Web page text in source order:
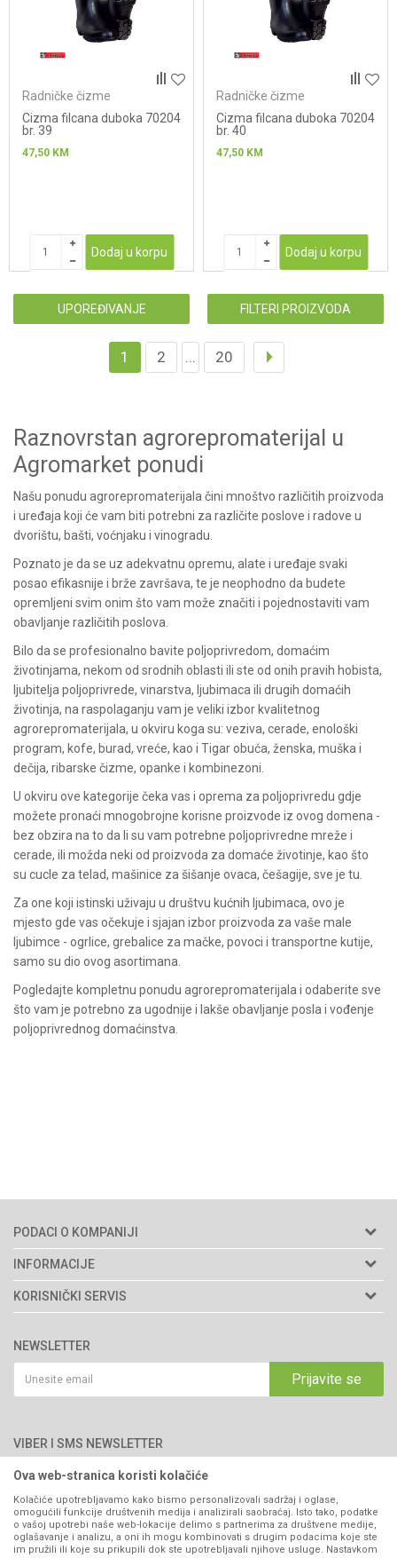
Radničke čizme
Cizma filcana duboka 70204
br. 39
47,50 KM
Dodaj u korpu
Radničke čizme
Cizma filcana duboka 70204
br. 40
47,50 KM
Dodaj u korpu
UPOREĐIVANJE FILTERI PROIZVODA
1 2 ... 20
Raznovrstan agrorepromaterijal u
Agromarket ponudi
Našu ponudu agrorepromaterijala čini mnoštvo različitih proizvoda
i uređaja koji će vam biti potrebni za različite poslove i radove u
dvorištu, bašti, voćnjaku i vinogradu.
Poznato je da se uz adekvatnu opremu, alate i uređaje svaki
posao efikasnije i brže završava, te je neophodno da budete
opremljeni svim onim što vam može značiti i pojednostaviti vam
obavljanje različitih poslova.
Bilo da se profesionalno bavite poljoprivredom, domaćim
životinjama, nekom od srodnih oblasti ili ste od onih pravih hobista,
ljubitelja poljoprivrede, vinarstva, ljubimaca ili drugih domaćih
životinja, na raspolaganju vam je veliki izbor kvalitetnog
agrorepromaterijala, u okviru koga su: veziva, cerade, enološki
program, kofe, burad, vreće, kao i Tigar obuća, ženska, muška i
dečija, ribarske čizme, opanke i kombinezoni.
U okviru ove kategorije čeka vas i oprema za poljoprivredu gdje
možete pronaći mnogobrojne korisne proizvode iz ovog domena -
bez obzira na to da li su vam potrebne poljoprivredne mreže i
cerade, ili možda neki od proizvoda za domaće životinje, kao što
su cucle za telad, mašinice za šišanje ovaca, češagije, sve je tu.
Za one koji istinski uživaju u društvu kućnih ljubimaca, ovo je
mjesto gde vas očekuje i sjajan izbor proizvoda za vaše male
ljubimce - ogrlice, grebalice za mačke, povoci i transportne kutije,
samo su dio ovog asortimana.
Pogledajte kompletnu ponudu agrorepromaterijala i odaberite sve
što vam je potrebno za ugodnije i lakše obavljanje posla i vođenje
poljoprivrednog domaćinstva.
PODACI O KOMPANIJI
Agromarket d.o.o.
Matični broj: 11003826
76300 Bijeljina
066/44-99-00
INFORMACIJE
O nama
Brendovi
Katalozi
Saradnja
Kontakt
KORISNIČKI SERVIS
Politika privatnosti
Kako kupiti
Isporuka
Pravo na odustajanje
Reklamacije
Povraćaj sredstava
Zamjena artikala
Plaćanje karticama
NEWSLETTER
Prijavite se
VIBER I SMS NEWSLETTER
PRATITE NAS
Ova web-stranica koristi kolačiće
Kolačiće upotrebljavamo kako bismo personalizovali sadržaj i oglase,
omogućili funkcije društvenih medija i analizirali saobraćaj. Isto tako, podatke
o vašoj upotrebi naše web-lokacije delimo s partnerima za društvene medije,
oglašavanje i analizu, a oni ih mogu kombinovati s drugim podacima koje ste
im pružili ili koje su prikupili dok ste upotrebljavali njihove usluge. Nastavkom